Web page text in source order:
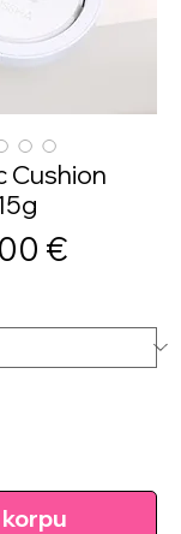
Cushion
€Sale